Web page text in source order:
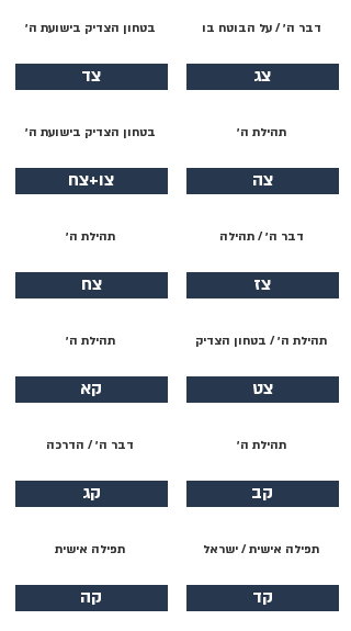
דבר ה׳ / על הבוטח בו
צג
תהילת ה׳
צה
דבר ה׳ / תהילה
צז
תהילת ה׳ / בטחון הצדיק
צט
תהילת ה׳
קב
תפילה אישית / ישראל
קד
בטחון הצדיק בישועת ה׳
צד
בטחון הצדיק בישועת ה׳
צו+צח
תהילת ה׳
צח
תהילת ה׳
קא
דבר ה׳ / הדרכה
קג
תפילה אישית
קה